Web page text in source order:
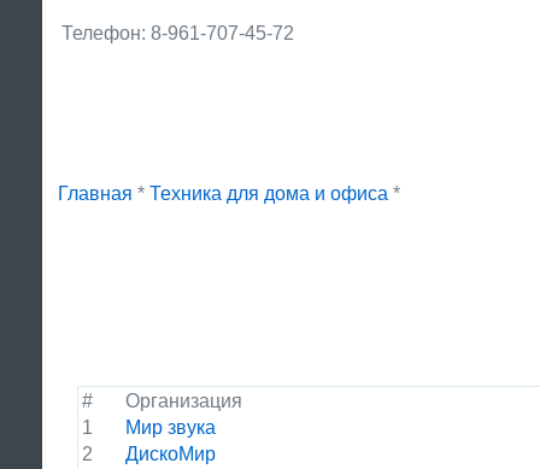
Телефон: 8-961-707-45-72
Главная * Техника для дома и офиса *
#
Организация
1
Мир звука
2
ДискоМир